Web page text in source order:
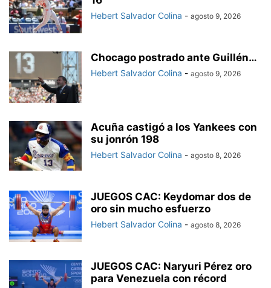
Hebert Salvador Colina - agosto 9, 2026
Chocago postrado ante Guillén…
Hebert Salvador Colina - agosto 9, 2026
Acuña castigó a los Yankees con
su jonrón 198
Hebert Salvador Colina - agosto 8, 2026
JUEGOS CAC: Keydomar dos de
oro sin mucho esfuerzo
Hebert Salvador Colina - agosto 8, 2026
JUEGOS CAC: Naryuri Pérez oro
para Venezuela con récord